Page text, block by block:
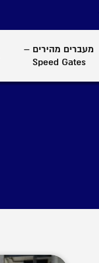
מעברים מהירים –
Speed Gates